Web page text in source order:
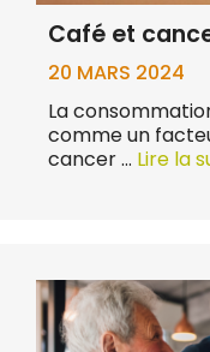
Café et
20 MARS 2024
La
comme un
cancer … Lire la